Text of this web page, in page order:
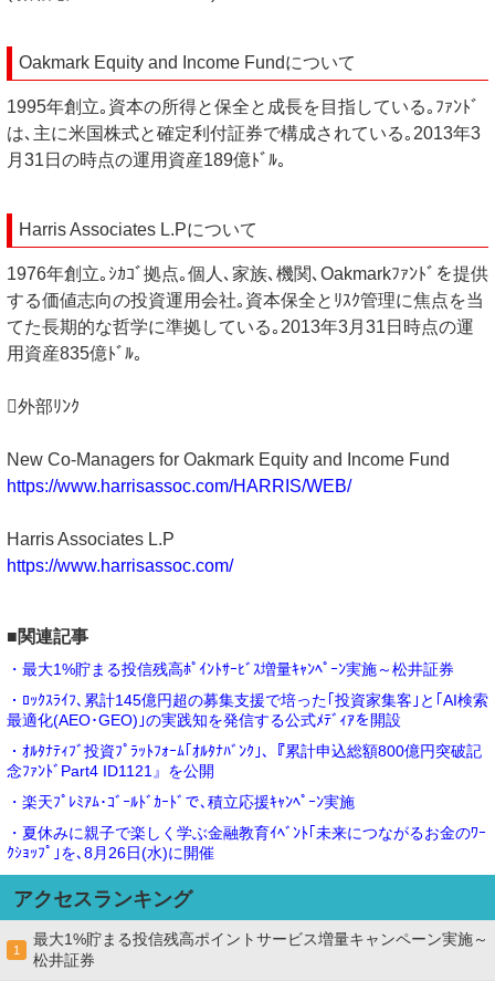
Oakmark Equity and Income Fundについて
1995年創立｡資本の所得と保全と成長を目指している｡ﾌｧﾝﾄﾞ
は､主に米国株式と確定利付証券で構成されている｡2013年3
月31日の時点の運用資産189億ﾄﾞﾙ｡
Harris Associates L.Pについて
1976年創立｡ｼｶｺﾞ拠点｡個人､家族､機関､Oakmarkﾌｧﾝﾄﾞを提供
する価値志向の投資運用会社｡資本保全とﾘｽｸ管理に焦点を当
てた長期的な哲学に準拠している｡2013年3月31日時点の運
用資産835億ﾄﾞﾙ｡
外部ﾘﾝｸ
New Co-Managers for Oakmark Equity and Income Fund
https://www.harrisassoc.com/HARRIS/WEB/
Harris Associates L.P
https://www.harrisassoc.com/
■関連記事
・最大1%貯まる投信残高ﾎﾟｲﾝﾄｻｰﾋﾞｽ増量ｷｬﾝﾍﾟｰﾝ実施～松井証券
・ﾛｯｸｽﾗｲﾌ､累計145億円超の募集支援で培った｢投資家集客｣と｢AI検索
最適化(AEO･GEO)｣の実践知を発信する公式ﾒﾃﾞｨｱを開設
・ｵﾙﾀﾅﾃｨﾌﾞ投資ﾌﾟﾗｯﾄﾌｫｰﾑ｢ｵﾙﾀﾅﾊﾞﾝｸ｣､『累計申込総額800億円突破記
念ﾌｧﾝﾄﾞPart4 ID1121』を公開
・楽天ﾌﾟﾚﾐｱﾑ･ｺﾞｰﾙﾄﾞｶｰﾄﾞで､積立応援ｷｬﾝﾍﾟｰﾝ実施
・夏休みに親子で楽しく学ぶ金融教育ｲﾍﾞﾝﾄ｢未来につながるお金のﾜｰ
ｸｼｮｯﾌﾟ｣を､8月26日(水)に開催
アクセスランキング
1
最大1%貯まる投信残高ポイントサービス増量キャンペーン実施～
松井証券